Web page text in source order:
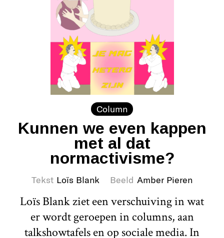
Column
Kunnen we even kappen
met al dat
normactivisme?
Tekst Loïs Blank Beeld Amber Pieren
Loïs Blank ziet een verschuiving in wat
er wordt geroepen in columns, aan
talkshowtafels en op sociale media. In